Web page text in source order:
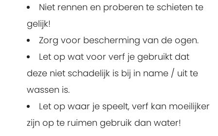
Niet rennen en proberen te schieten te
gelijk!
Zorg voor bescherming van de ogen.
Let op wat voor verf je gebruikt dat
deze niet schadelijk is bij in name / uit te
wassen is.
Let op waar je speelt, verf kan moeilijker
zijn op te ruimen gebruik dan water!